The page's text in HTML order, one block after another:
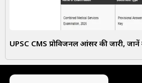
UPSC CMS प्रोविजनल आंसर की जारी,